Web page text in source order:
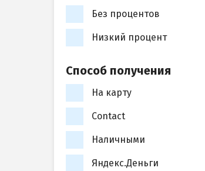
Без процентов
Низкий процент
Способ получения
На карту
Contact
Наличными
Яндекс.Деньги